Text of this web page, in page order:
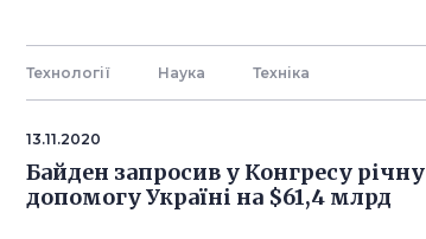
Технології Наука Технiка
13.11.2020
Байден запросив у Конгресу річну
допомогу Україні на $61,4 млрд